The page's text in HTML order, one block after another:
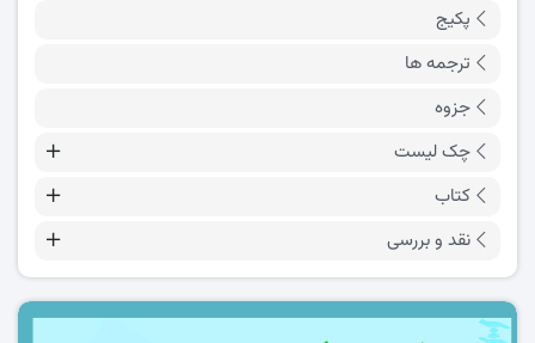
پکیج
ترجمه ها
جزوه
چک لیست
کتاب
نقد و بررسی